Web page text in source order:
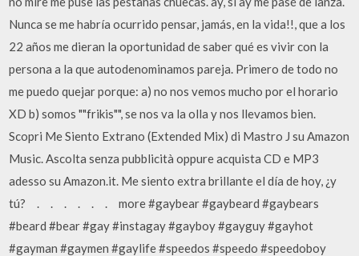
Nunca se me habría ocurrido pensar, jamás, en la vida!!, que a los
22 años me dieran la oportunidad de saber qué es vivir con la
persona a la que autodenominamos pareja. Primero de todo no
me puedo quejar porque: a) no nos vemos mucho por el horario
XD b) somos ""frikis"", se nos va la olla y nos llevamos bien.
Scopri Me Siento Extrano (Extended Mix) di Mastro J su Amazon
Music. Ascolta senza pubblicità oppure acquista CD e MP3
adesso su Amazon.it. Me siento extra brillante el día de hoy, ¿y
tú?⠀ .⠀ .⠀ .⠀ .⠀ .⠀ .⠀ more #gaybear #gaybeard #gaybears
#beard #bear #gay #instagay #gayboy #gayguy #gayhot
#gayman #gaymen #gaylife #speedos #speedo #speedoboy